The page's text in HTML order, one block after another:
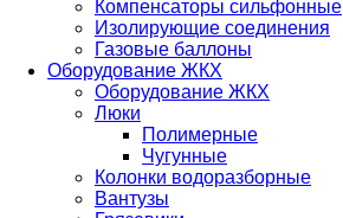
Компенсаторы сильфонные
Изолирующие соединения
Газовые баллоны
Оборудование ЖКХ
Оборудование ЖКХ
Люки
Полимерные
Чугунные
Колонки водоразборные
Вантузы